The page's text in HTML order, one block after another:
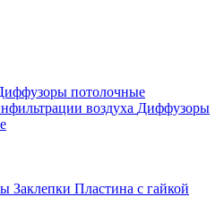
потолочные
воздуха Диффузоры
Заклепки Пластина с гайкой